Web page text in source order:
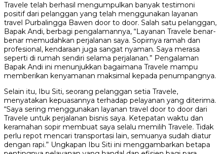
Travele telah berhasil mengumpulkan banyak testimoni
positif dari pelanggan yang telah menggunakan layanan
travel Purbalingga Bawen door to door. Salah satu pelanggan,
Bapak Andi, berbagi pengalamannya, “Layanan Travele benar-
benar memudahkan perjalanan saya. Sopirnya ramah dan
profesional, kendaraan juga sangat nyaman. Saya merasa
seperti di rumah sendiri selama perjalanan.” Pengalaman
Bapak Andi ini menunjukkan bagaimana Travele mampu
memberikan kenyamanan maksimal kepada penumpangnya.
Selain itu, Ibu Siti, seorang pelanggan setia Travele,
menyatakan kepuasannya terhadap pelayanan yang diterima.
“Saya sering menggunakan layanan travel door to door dari
Travele untuk perjalanan bisnis saya. Ketepatan waktu dan
keramahan sopir membuat saya selalu memilih Travele. Tidak
perlu repot mencari transportasi lain, semuanya sudah diatur
dengan rapi.” Ungkapan Ibu Siti ini menggambarkan betapa